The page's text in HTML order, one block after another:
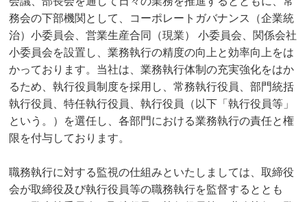
務会の下部機関として、コーポレートガバナンス（企業統
治）小委員会、営業生産合同（現業） 小委員会、関係会社
小委員会を設置し、業務執行の精度の向上と効率向上をは
かっております。当社は、業務執行体制の充実強化をはか
るため、執行役員制度を採用し、常務執行役員、部門統括
執行役員、特任執行役員、執行役員（以下「執行役員等」
という。）を選任し、各部門における業務執行の責任と権
限を付与しております。
職務執行に対する監視の仕組みといたしましては、取締役
会が取締役及び執行役員等の職務執行を監督するととも